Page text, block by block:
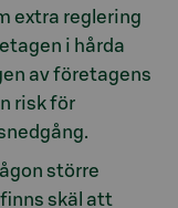
extra reglering
i hårda
av företagens
risk för
större
skäl att